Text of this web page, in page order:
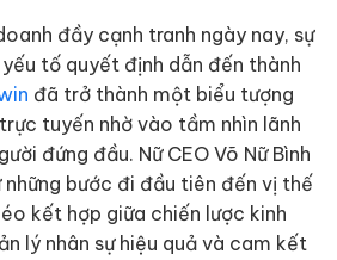
đầy cạnh tranh ngày nay, sự
tố quyết định dẫn đến thành
đã trở thành một biểu tượng
tuyến nhờ vào tầm nhìn lãnh
đứng đầu. Nữ CEO Võ Nữ Bình
những bước đi đầu tiên đến vị thế
kết hợp giữa chiến lược kinh
lý nhân sự hiệu quả và cam kết